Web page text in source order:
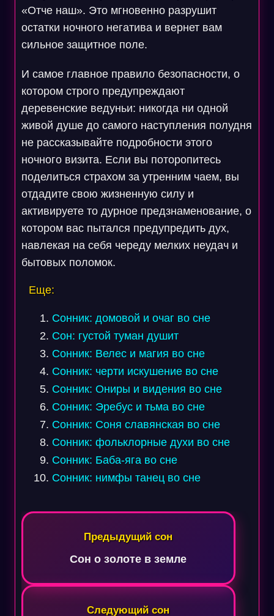
«Отче наш». Это мгновенно разрушит
остатки ночного негатива и вернет вам
сильное защитное поле.
И самое главное правило безопасности, о
котором строго предупреждают
деревенские ведуньи: никогда ни одной
живой душе до самого наступления полудня
не рассказывайте подробности этого
ночного визита. Если вы поторопитесь
поделиться страхом за утренним чаем, вы
отдадите свою жизненную силу и
активируете то дурное предзнаменование, о
котором вас пытался предупредить дух,
навлекая на себя череду мелких неудач и
бытовых поломок.
Еще:
Сонник: домовой и очаг во сне
Сон: густой туман душит
Сонник: Велес и магия во сне
Сонник: черти искушение во сне
Сонник: Ониры и видения во сне
Сонник: Эребус и тьма во сне
Сонник: Соня славянская во сне
Сонник: фольклорные духи во сне
Сонник: Баба-яга во сне
Сонник: нимфы танец во сне
Навигация
записям
Предыдущий сон
Сон о золоте в земле
Следующий сон